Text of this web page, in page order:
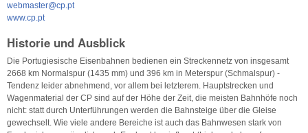
webmaster@cp.pt
www.cp.pt
Historie und Ausblick
Die Portugiesische Eisenbahnen bedienen ein Streckennetz von insgesamt
2668 km Normalspur (1435 mm) und 396 km in Meterspur (Schmalspur) -
Tendenz leider abnehmend, vor allem bei letzterem. Hauptstrecken und
Wagenmaterial der CP sind auf der Höhe der Zeit, die meisten Bahnhöfe noch
nicht: statt durch Unterführungen werden die Bahnsteige über die Gleise
gewechselt. Wie viele andere Bereiche ist auch das Bahnwesen stark von